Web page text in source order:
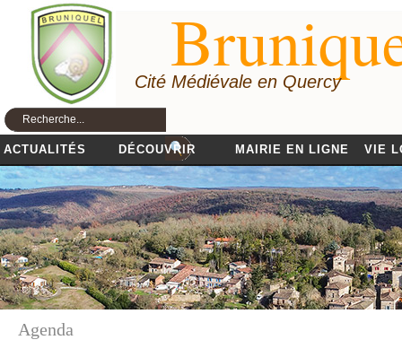
Cité Médiévale en Quercy
ACTUALITÉS DÉCOUVRIR MAIRIE EN LIGNE VIE
Agenda